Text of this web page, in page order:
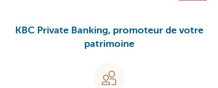
KBC Private Banking, promoteur de votre
patrimoine